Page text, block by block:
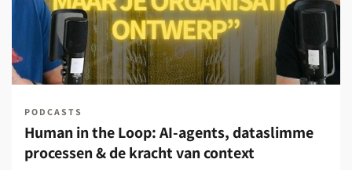
PODCASTS
Human in the Loop: AI-agents, dataslimme
processen & de kracht van context